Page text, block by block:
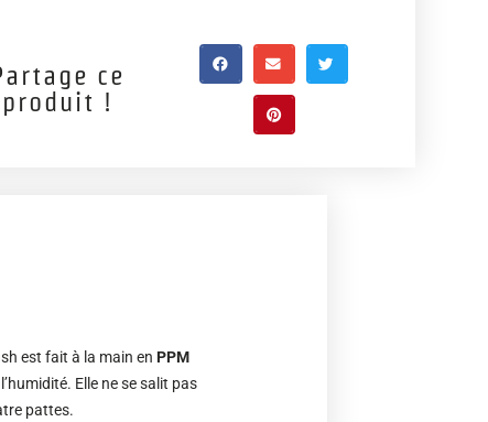
ce
produit !
est fait à la main enPPM
Elle ne se salit pas
pattes.